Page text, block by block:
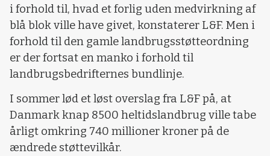
i forhold til, hvad et forlig uden medvirkning af
blå blok ville have givet, konstaterer L&F. Men i
forhold til den gamle landbrugsstøtteordning
er der fortsat en manko i forhold til
landbrugsbedrifternes bundlinje.
I sommer lød et løst overslag fra L&F på, at
Danmark knap 8500 heltidslandbrug ville tabe
årligt omkring 740 millioner kroner på de
ændrede støttevilkår.